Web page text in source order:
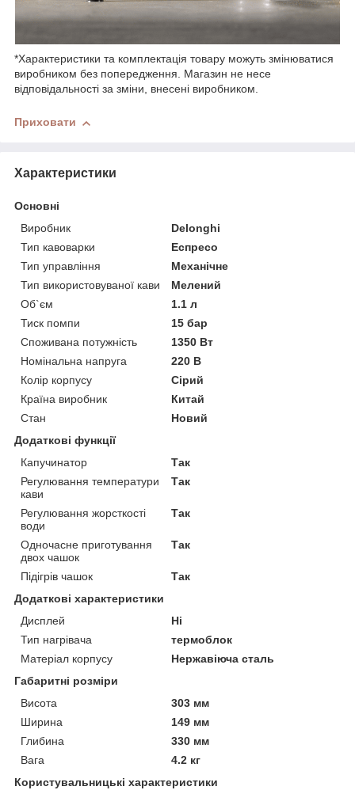
*Характеристики та комплектація товару можуть змінюватися
виробником без попередження. Магазин не несе
відповідальності за зміни, внесені виробником.
Приховати
Характеристики
Основні
Виробник
Delonghi
Тип кавоварки
Еспресо
Тип управління
Механічне
Тип використовуваної кави
Мелений
Об`єм
1.1 л
Тиск помпи
15 бар
Споживана потужність
1350 Вт
Номінальна напруга
220 В
Колір корпусу
Сірий
Країна виробник
Китай
Стан
Новий
Додаткові функції
Капучинатор
Так
Регулювання температури
кави
Так
Регулювання жорсткості
води
Так
Одночасне приготування
двох чашок
Так
Підігрів чашок
Так
Додаткові характеристики
Дисплей
Ні
Тип нагрівача
термоблок
Матеріал корпусу
Нержавіюча сталь
Габаритні розміри
Висота
303 мм
Ширина
149 мм
Глибина
330 мм
Вага
4.2 кг
Користувальницькі характеристики